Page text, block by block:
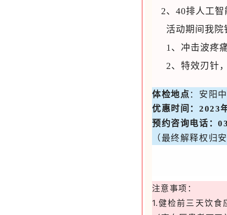
2、40排人工智
活动期间我
1、冲击波疼
2、特效刃针
体检地点：安阳
优惠时间 ：2023
预约咨询电话：
（最终解释权归
注意事项：
1.健检前三天饮